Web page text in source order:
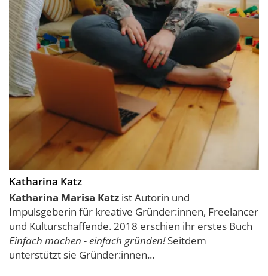
Katharina Katz
Katharina Marisa Katz ist Autorin und
Impulsgeberin für kreative Gründer:innen, Freelancer
und Kulturschaffende. 2018 erschien ihr erstes Buch
Einfach machen - einfach gründen!Seitdem
unterstützt sie Gründer:innen...